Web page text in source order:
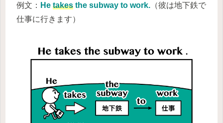
例文： He takes the subway to work. （彼は地下鉄で
仕事に行きます）